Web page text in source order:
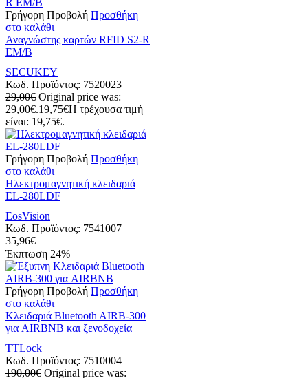
Γρήγορη Προβολή Προσθήκη
στο καλάθι
Αναγνώστης καρτών RFID S2-R
EM/B
SECUKEY
Κωδ. Προϊόντος: 7520023
29,00€ Original price was:
29,00€.19,75€Η τρέχουσα τιμή
είναι: 19,75€.
Γρήγορη Προβολή Προσθήκη
στο καλάθι
Ηλεκτρομαγνητική κλειδαριά
EL-280LDF
EosVision
Κωδ. Προϊόντος: 7541007
35,96€
Έκπτωση 24%
Γρήγορη Προβολή Προσθήκη
στο καλάθι
Kλειδαριά Bluetooth AIRB-300
για AIRBNB και ξενοδοχεία
TTLock
Κωδ. Προϊόντος: 7510004
190,00€ Original price was: